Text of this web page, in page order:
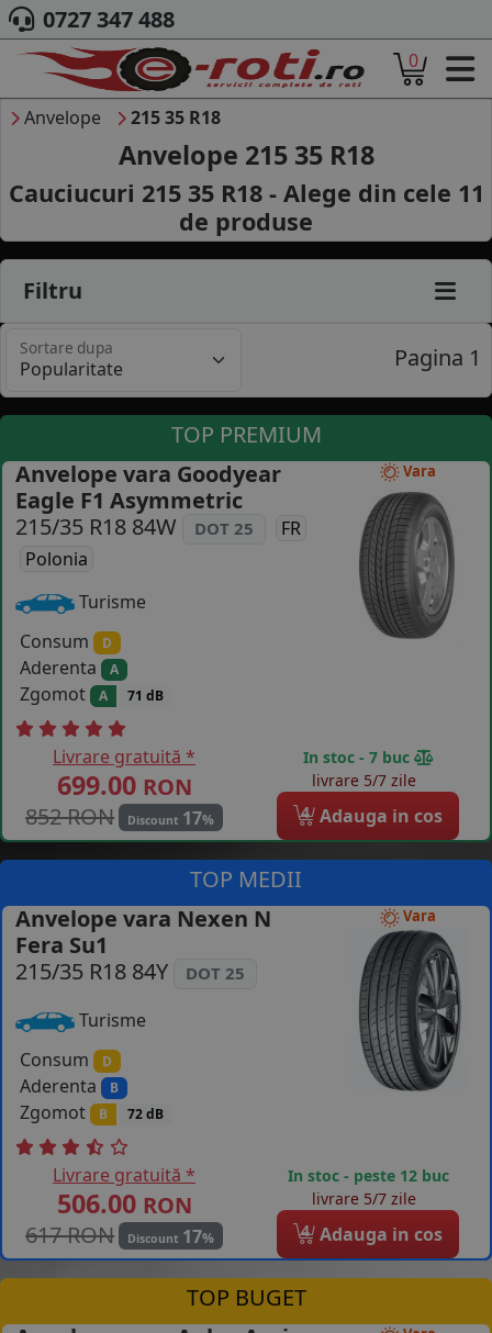
ACASA
DESPRE NOI
ANVELOPE
AUTO
CAMION
MOTO
AGROINDUSTRIALE
MARCA AUTO
B2B - COLABORARE COMPANII
CONTACT
COS (
0 PRODUSE )
0727 347 488
0
Anvelope 215 35 R18
Anvelope 215 35 R18
Cauciucuri 215 35 R18 - Alege din cele 11
de produse
Filtru
Sortare dupa Pagina 1
TOP PREMIUM
Vara
Anvelope vara Goodyear
Eagle F1 Asymmetric
215/35 R18 84W
DOT 25
FR
Polonia
Turisme
Consum
D
Aderenta A
Zgomot A 71 dB
Livrare gratuită *
699.00 RON
852 RON
Discount 17%
In stoc - 7 buc
livrare 5/7 zile
4 Adauga in cos
TOP MEDII
Vara
Anvelope vara Nexen N
Fera Su1
215/35 R18 84Y
DOT 25
Turisme
Consum
D
Aderenta B
Zgomot B 72 dB
Livrare gratuită *
506.00 RON
617 RON
Discount 17%
In stoc - peste 12 buc
livrare 5/7 zile
4 Adauga in cos
TOP BUGET